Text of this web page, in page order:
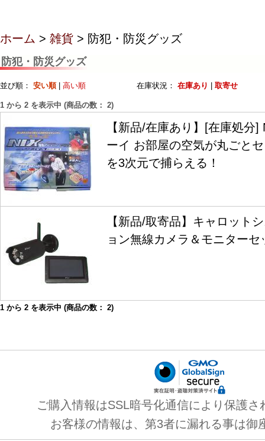
ホーム > 雑貨 > 防犯・防災グッズ
防犯・防災グッズ
並び順： 安い順| 高い順 在庫状況： 在庫あり 取寄せ
1 から 2 を表示中 (商品の数： 2)
【新品/在庫あり】[在庫処分
ーイ お部屋の空気が丸ごと
を3次元で捕らえる！
【新品/取寄品】キャロット
ョン無線カメラ＆モニターセ
1 から 2 を表示中 (商品の数： 2)
ご購入情報はSSL暗号化通信により保護さ
お客様の情報は、第3者に漏れる事は御